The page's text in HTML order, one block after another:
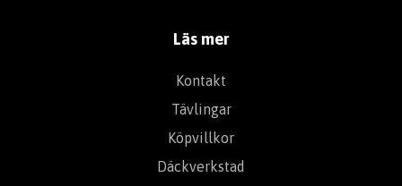
Läs mer
Kontakt
Tävlingar
Köpvillkor
Däckverkstad